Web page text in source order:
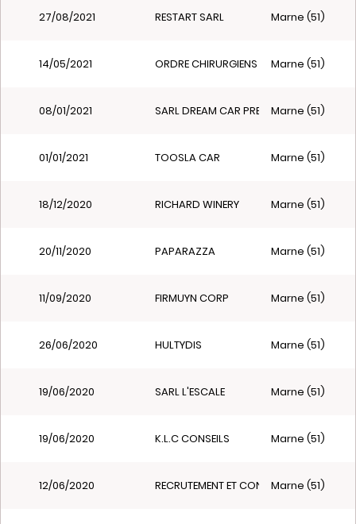
27/08/2021 RESTART SARL Marne (51)
14/05/2021 ORDRE CHIRURGIENS DENTISTES
Marne (51)
08/01/2021 SARL DREAM CAR PRESTIGEMarne (51)
01/01/2021 TOOSLA CAR Marne (51)
18/12/2020 RICHARD WINERY Marne (51)
20/11/2020 PAPARAZZA Marne (51)
11/09/2020 FIRMUYN CORP Marne (51)
26/06/2020 HULTYDIS Marne (51)
19/06/2020 SARL L'ESCALE Marne (51)
19/06/2020 K.L.C CONSEILS Marne (51)
12/06/2020 RECRUTEMENT ET CONSULTING
Marne (51)